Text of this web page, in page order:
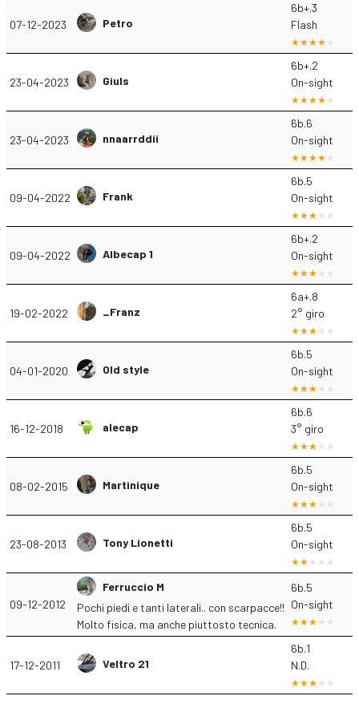
07-12-2023 Petro
6b+.3
Flash
23-04-2023 Giuls
6b+.2
On-sight
23-04-2023 nnaarrddii
6b.6
On-sight
09-04-2022 Frank
6b.5
On-sight
09-04-2022 Albecap 1
6b+.2
On-sight
19-02-2022 _Franz
6a+.8
2° giro
04-01-2020 Old style
6b.5
On-sight
16-12-2018 alecap
6b.6
3° giro
08-02-2015 Martinique
6b.5
On-sight
23-08-2013 Tony Lionetti
6b.5
On-sight
09-12-2012
Ferruccio M
Pochi piedi e tanti laterali.. con scarpacce!!
Molto fisica, ma anche piuttosto tecnica.
6b.5
On-sight
17-12-2011 Veltro 21
6b.1
N.D.